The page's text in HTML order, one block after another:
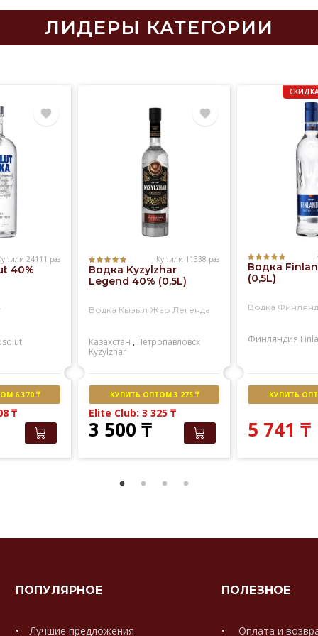
ЛИДЕРЫ КАТЕГОРИИ
24111 раз
40%
6 370 ₸
₸
Купили 11338 раз
Водка Kyzylzhar
Legend 40% (0,5L)
Водка Кызыл Жар Легенда
Казахстан , Петропавловск
Kyzylzhar
КУПИТЬ ОПТОМ 3 275 ₸
Elite Club: 3 325 ₸
3 500 ₸
Водка
(0,5L)
Водка
Финляндия
КУПИТЬ
5 741 ₸
ПОПУЛЯРНОЕ
Лучшие предложения
ПОЛЕЗНОЕ
Оплата и